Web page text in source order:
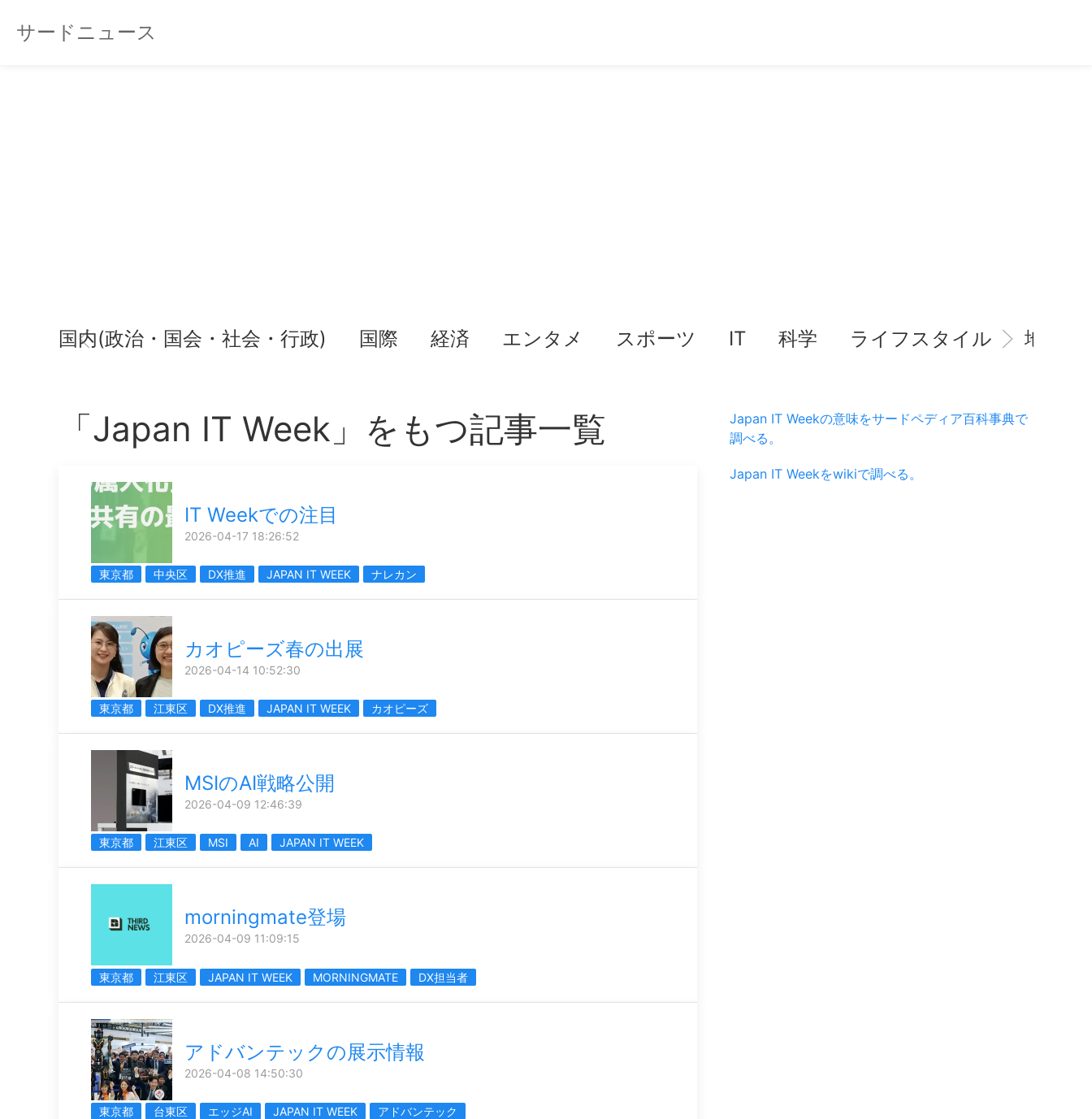
サードニュース
国内(政治・国会・社会・行政) 国際 経済 エンタメ スポーツ IT 科学 ライフスタイル 地域情
「Japan IT Week」をもつ記事一覧
IT Weekでの注目
2026-04-17 18:26:52
東京都 中央区 DX推進 JAPAN IT WEEK ナレカン
カオピーズ春の出展
2026-04-14 10:52:30
東京都 江東区 DX推進 JAPAN IT WEEK カオピーズ
MSIのAI戦略公開
2026-04-09 12:46:39
東京都 江東区 MSI AI JAPAN IT WEEK
morningmate登場
2026-04-09 11:09:15
東京都 江東区 JAPAN IT WEEK MORNINGMATE DX担当者
アドバンテックの展示情報
2026-04-08 14:50:30
東京都 台東区 エッジAI JAPAN IT WEEK アドバンテック
Japan IT Weekの意味をサードペディア百科事典で
調べる。
Japan IT Weekをwikiで調べる。